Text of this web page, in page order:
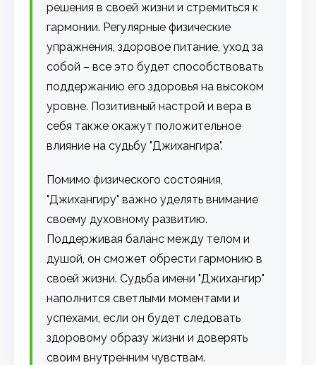
решения в своей жизни и стремиться к
гармонии. Регулярные физические
упражнения, здоровое питание, уход за
собой – все это будет способствовать
поддержанию его здоровья на высоком
уровне. Позитивный настрой и вера в
себя также окажут положительное
влияние на судьбу "Джихангира".
Помимо физического состояния,
"Джихангиру" важно уделять внимание
своему духовному развитию.
Поддерживая баланс между телом и
душой, он сможет обрести гармонию в
своей жизни. Судьба имени "Джихангир"
наполнится светлыми моментами и
успехами, если он будет следовать
здоровому образу жизни и доверять
своим внутренним чувствам.